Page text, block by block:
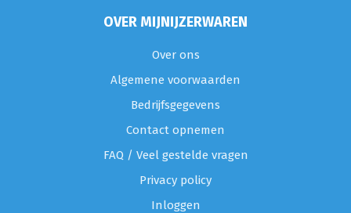
OVER MIJNIJZERWAREN
Over ons
Algemene voorwaarden
Bedrijfsgegevens
Contact opnemen
FAQ / Veel gestelde vragen
Privacy policy
Inloggen